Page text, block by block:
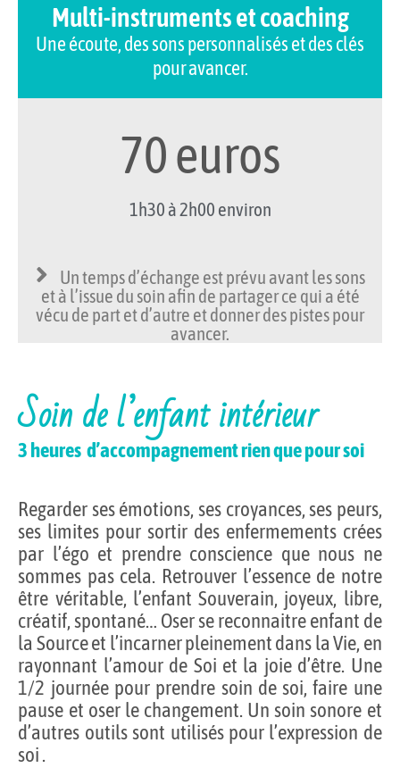
Multi-instruments et coaching
Une écoute, des sons personnalisés et des clés
pour avancer.
70 euros
1h30 à 2h00 environ
Un temps d’échange est prévu avant les sons
et à l’issue du soin afin de partager ce qui a été
vécu de part et d’autre et donner des pistes pour
avancer.
Soin de l’enfant intérieur
3 heures d’accompagnement rien que pour soi
Regarder ses émotions, ses croyances, ses peurs,
ses limites pour sortir des enfermements crées
par l’égo et prendre conscience que nous ne
sommes pas cela. Retrouver l’essence de notre
être véritable, l’enfant Souverain, joyeux, libre,
créatif, spontané… Oser se reconnaitre enfant de
la Source et l’incarner pleinement dans la Vie, en
rayonnant l’amour de Soi et la joie d’être. Une
1/2 journée pour prendre soin de soi, faire une
pause et oser le changement. Un soin sonore et
d’autres outils sont utilisés pour l’expression de
soi .